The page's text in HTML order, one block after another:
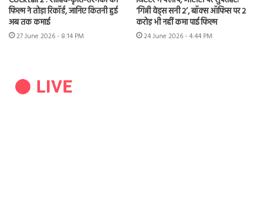
फिल्म ने तोड़ा रिकॉर्ड, जानिए कितनी हुई
अब तक कमाई
27 June 2026 - 8:14 PM
‘गिन्नी वेड्स सनी 2’, बॉक्स ऑफिस पर 2
करोड़ भी नहीं कमा पाई फिल्म
24 June 2026 - 4:44 PM